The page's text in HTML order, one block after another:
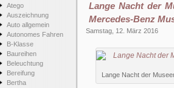
Atego
Auszeichnung
Auto allgemein
Autonomes Fahren
B-Klasse
Baureihen
Beleuchtung
Bereifung
Bertha
Lange Nacht der
Mercedes-Benz
Samstag, 12. März 2016
Lange Nacht der